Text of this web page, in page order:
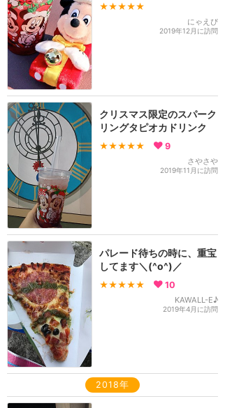
★★★★★
にゃえぴ
2019年12月に訪問
クリスマス限定のスパーク
リングタピオカドリンク
★★★★★ 9
さやさや
2019年11月に訪問
パレード待ちの時に、重宝
してます＼(^o^)／
★★★★★ 10
KAWALL-E♪
2019年4月に訪問
2018年